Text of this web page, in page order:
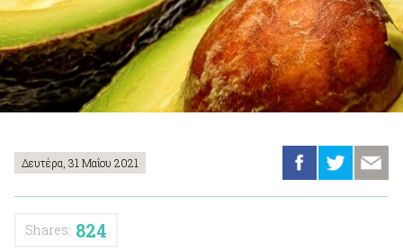
Δευτέρα, 31 Μαΐου 2021
Shares: 824